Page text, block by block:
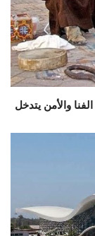
والأمن يتدخل